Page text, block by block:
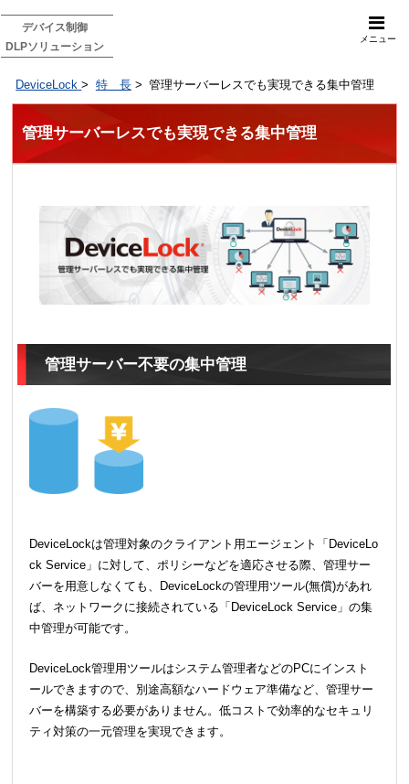
メニュー
デバイス制御
DLPソリューション
DeviceLock > 特 長> 管理サーバーレスでも実現できる集中管理
管理サーバーレスでも実現できる集中管理
管理サーバー不要の集中管理
DeviceLockは管理対象のクライアント用エージェント「DeviceLo
ck Service」に対して、ポリシーなどを適応させる際、管理サー
バーを用意しなくても、DeviceLockの管理用ツール(無償)があれ
ば、ネットワークに接続されている「DeviceLock Service」の集
中管理が可能です。
DeviceLock管理用ツールはシステム管理者などのPCにインスト
ールできますので、別途高額なハードウェア準備など、管理サー
バーを構築する必要がありません。低コストで効率的なセキュリ
ティ対策の一元管理を実現できます。